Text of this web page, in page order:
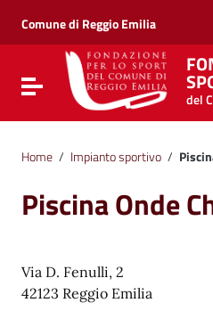
Vai al menu di navigazione
Vai al footer
Comune di Reggio Emilia
Attiva / disattiva la
del
Home / Impianto sportivo /
Piscina Onde
Via D. Fenulli, 2
42123 Reggio Emilia